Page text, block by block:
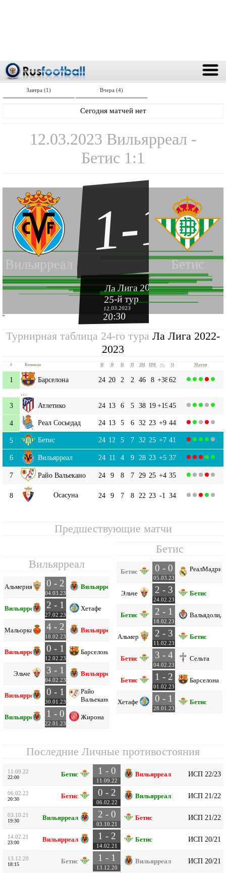
Завтра (1) Вчера (4)
Сегодня матчей нет
12.03.2023 Вильярреал -
Бетис 1:1
Вильярреал Бетис
1-1
Ла Лига 2022-2023
25-й тур
12.03.2023
20:30
''
Турнирная таблица 24-го тура Ла Лига 2022-
2023
# Команда И В Н П ЗМ ПМ +|- О Матчи
1 Барселона 24 20 2 2 46 8 +3862
3
Атлетико 24 13 6 5 38 19+1945
4 Реал Сосьедад 24 13 5 6 32 23 +9 44
5 Бетис 24 12 5 7 32 25 +7 41
6 Вильярреал 24 11 4 9 28 23 +5 37
7 Райо Вальекано 24 9 8 7 29 25 +4 35
8 Осасуна 24 9 7 8 22 23 -1 34
Предшествующие матчи
Вильярреал
Альмерия 0 - 2
04.03.23
Вильярреал
Вильярреал 2 - 1
27.02.23
Хетафе
Мальорка 4 - 2
18.02.23
Вильярреал
Вильярреал 0 - 1
12.02.23
Барселона
Эльче 3 - 1
04.02.23
Вильярреал
Вильярреал 0 - 1
30.01.23
Райо
Вальекано
Вильярреал 1 - 0
22.01.23
Жирона
Бетис
Бетис 0 - 0
05.03.23
РеалМадрид
Эльче 2 - 3
24.02.23
Бетис
Бетис 2 - 1
18.02.23
Вальядолид
Альмерия 2 - 3
11.02.23
Бетис
Бетис 3 - 4
04.02.23
Сельта
Бетис 1 - 2
01.02.23
Барселона
Хетафе 0 - 1
28.01.23
Бетис
Последние Личные противостояния
11.09.22
22:00 Бетис 1 - 0
11.09.22
Вильярреал ИСП 22/23
06.02.22
20:30 Бетис 0 - 2
06.02.22
Вильярреал ИСП 21/22
03.10.21
19:30 Вильярреал 2 - 0
03.10.21
Бетис ИСП 21/22
14.02.21
23:00 Вильярреал 1 - 2
14.02.21
Бетис ИСП 20/21
13.12.20
18:15 Бетис 1 - 1
13.12.20
Вильярреал ИСП 20/21